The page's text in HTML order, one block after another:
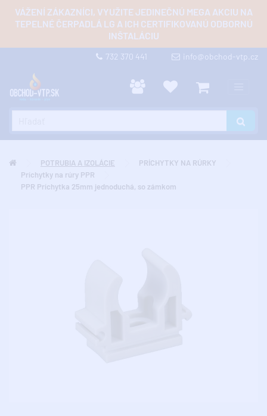
VÁŽENÍ ZÁKAZNÍCI, VYUŽITE JEDINEČNÚ MEGA AKCIU NA
TEPELNÉ ČERPADLÁ LG A ICH CERTIFIKOVANÚ ODBORNÚ
INŠTALÁCIU
732 370 441 info@obchod-vtp.cz
POTRUBIA A IZOLÁCIE
PRÍCHYTKY NA RÚRKY
Príchytky na rúry PPR
PPR Príchytka 25mm jednoduchá, so zámkom